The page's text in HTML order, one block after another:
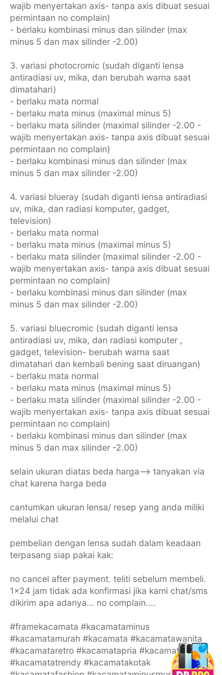
wajib menyertakan axis- tanpa axis dibuat sesuai
permintaan no complain)
- berlaku kombinasi minus dan silinder (max
minus 5 dan max silinder -2.00)
3. variasi photocromic (sudah diganti lensa
antiradiasi uv, mika, dan berubah warna saat
dimatahari)
- berlaku mata normal
- berlaku mata minus (maximal minus 5)
- berlaku mata silinder (maximal silinder -2.00 -
wajib menyertakan axis- tanpa axis dibuat sesuai
permintaan no complain)
- berlaku kombinasi minus dan silinder (max
minus 5 dan max silinder -2.00)
4. variasi blueray (sudah diganti lensa antiradiasi
uv, mika, dan radiasi komputer, gadget,
television)
- berlaku mata normal
- berlaku mata minus (maximal minus 5)
- berlaku mata silinder (maximal silinder -2.00 -
wajib menyertakan axis- tanpa axis dibuat sesuai
permintaan no complain)
- berlaku kombinasi minus dan silinder (max
minus 5 dan max silinder -2.00)
5. variasi bluecromic (sudah diganti lensa
antiradiasi uv, mika, dan radiasi komputer ,
gadget, television- berubah warna saat
dimatahari dan kembali bening saat diruangan)
- berlaku mata normal
- berlaku mata minus (maximal minus 5)
- berlaku mata silinder (maximal silinder -2.00 -
wajib menyertakan axis- tanpa axis dibuat sesuai
permintaan no complain)
- berlaku kombinasi minus dan silinder (max
minus 5 dan max silinder -2.00)
selain ukuran diatas beda harga--> tanyakan via
chat karena harga beda
cantumkan ukuran lensa/ resep yang anda miliki
melalui chat
pembelian dengan lensa sudah dalam keadaan
terpasang siap pakai kak:
no cancel after payment. teliti sebelum membeli.
1x24 jam tidak ada konfirmasi jika kami chat/sms
dikirim apa adanya... no complain....
#framekacamata #kacamataminus
#kacamatamurah #kacamata #kacamatawanita
#kacamataretro #kacamatapria #kacamatakeren
#kacamatatrendy #kacamatakotak